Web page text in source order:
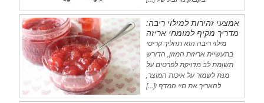
אמצעי זהירות למילוי ריבה:
מדריך מקיף למומחי אריזה
מילוי ריבה הוא תהליך קריטי
בתעשיית אריזות המזון, הדורש
תשומת לב מדויקת לפרטים על
מנת לשמור על איכות המוצר,
להאריך את חיי המדף ו[...]